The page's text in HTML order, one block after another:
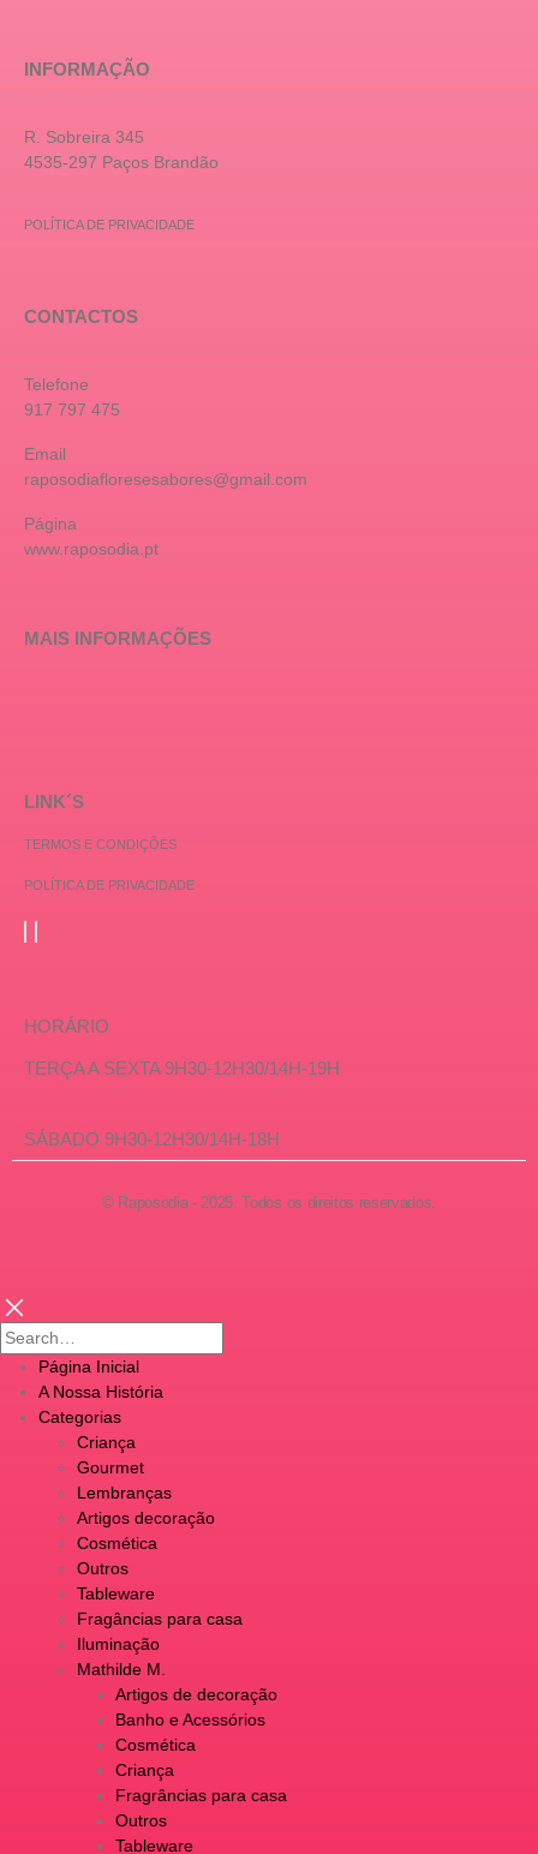
INFORMAÇÃO
R. Sobreira 345
4535-297 Paços Brandão
POLÍTICA DE PRIVACIDADE
CONTACTOS
Telefone
917 797 475
Email
raposodiafloresesabores@gmail.com
Página
www.raposodia.pt
MAIS INFORMAÇÕES
LINK´S
TERMOS E CONDIÇÕES
POLÍTICA DE PRIVACIDADE
HORÁRIO
TERÇA A SEXTA 9H30-12H30/14H-19H
SÁBADO 9H30-12H30/14H-18H
© Raposodia - 2025. Todos os direitos reservados.
Página Inicial
A Nossa História
Categorias
Criança
Gourmet
Lembranças
Artigos decoração
Cosmética
Outros
Tableware
Fragâncias para casa
Iluminação
Mathilde M.
Artigos de decoração
Banho e Acessórios
Cosmética
Criança
Fragrâncias para casa
Outros
Tableware